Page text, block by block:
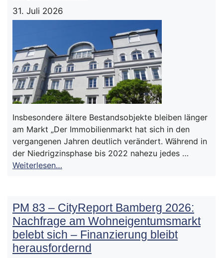
31. Juli 2026
Insbesondere ältere Bestandsobjekte bleiben länger
am Markt „Der Immobilienmarkt hat sich in den
vergangenen Jahren deutlich verändert. Während in
der Niedrigzinsphase bis 2022 nahezu jedes …
Weiterlesen…
PM 83 – CityReport Bamberg 2026:
Nachfrage am Wohneigentumsmarkt
belebt sich – Finanzierung bleibt
herausfordernd